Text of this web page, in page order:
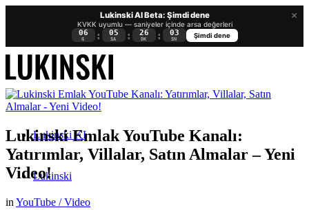
×
Lukinski AI Beta: Şimdi dene
KVKK uyumlu — saniyeler içinde arsa değerleri
06
G : 05
SA : 26
DK : 02
SN
Şimdi dene
Lukinski KI
Lukinski
Lukinski Emlak YouTube Kanalı:
Yatırımlar, Villalar, Satın Almalar – Yeni
Video!
in YouTube / Video